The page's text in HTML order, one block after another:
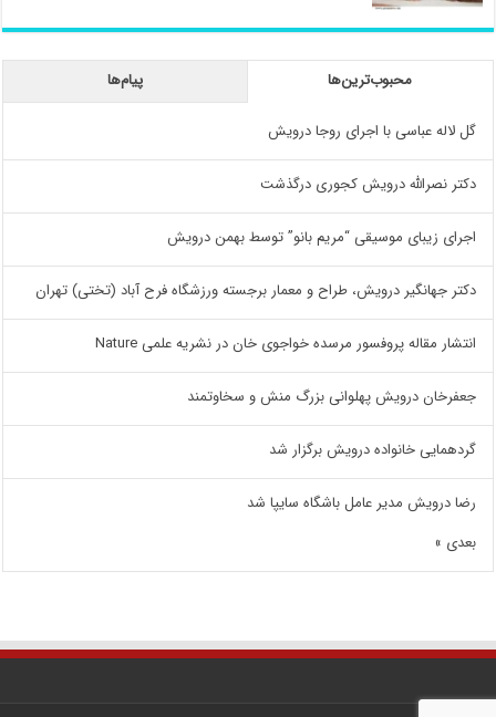
محبوب‌ترین‌ها پیام‌ها
گل لاله عباسی با اجرای روجا درویش
دکتر نصرالله درویش کجوری درگذشت
اجرای زیبای موسیقی “مریم بانو” توسط بهمن درویش
دکتر جهانگیر درویش، طراح و معمار برجسته ورزشگاه فرح آباد (تختی) تهران
انتشار مقاله پروفسور مرسده خواجوی خان در نشریه علمی Nature
جعفرخان درویش پهلوانی بزرگ منش و سخاوتمند
گردهمایی خانواده درویش برگزار شد
رضا درویش مدیر عامل باشگاه سایپا شد
بعدی »